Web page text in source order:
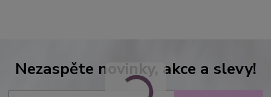
Nezaspěte novinky, akce a slevy!